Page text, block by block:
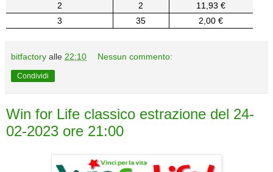
2
2
11,93 €
3
35 2,00 €
bitfactory alle 22:10 Nessun commento:
Condividi
Win for Life classico estrazione del 24-
02-2023 ore 21:00